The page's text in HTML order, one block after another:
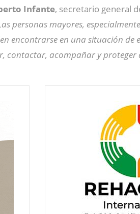
Infante, secretario general
personas mayores,
encontrarse en una situación de
contactar, acompañar y proteger